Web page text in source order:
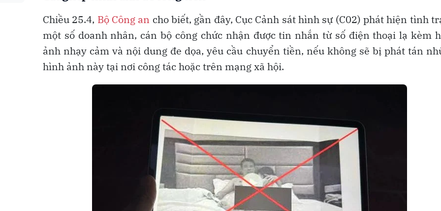
Chiều 25.4, Bộ Công an cho biết, gần đây, Cục Cảnh sát hình sự (C02) phát hiện tình
một số doanh nhân, cán bộ công chức nhận được tin nhắn từ số điện thoại lạ kèm
ảnh nhạy cảm và nội dung đe dọa, yêu cầu chuyển tiền, nếu không sẽ bị phát tán
hình ảnh này tại nơi công tác hoặc trên mạng xã hội.